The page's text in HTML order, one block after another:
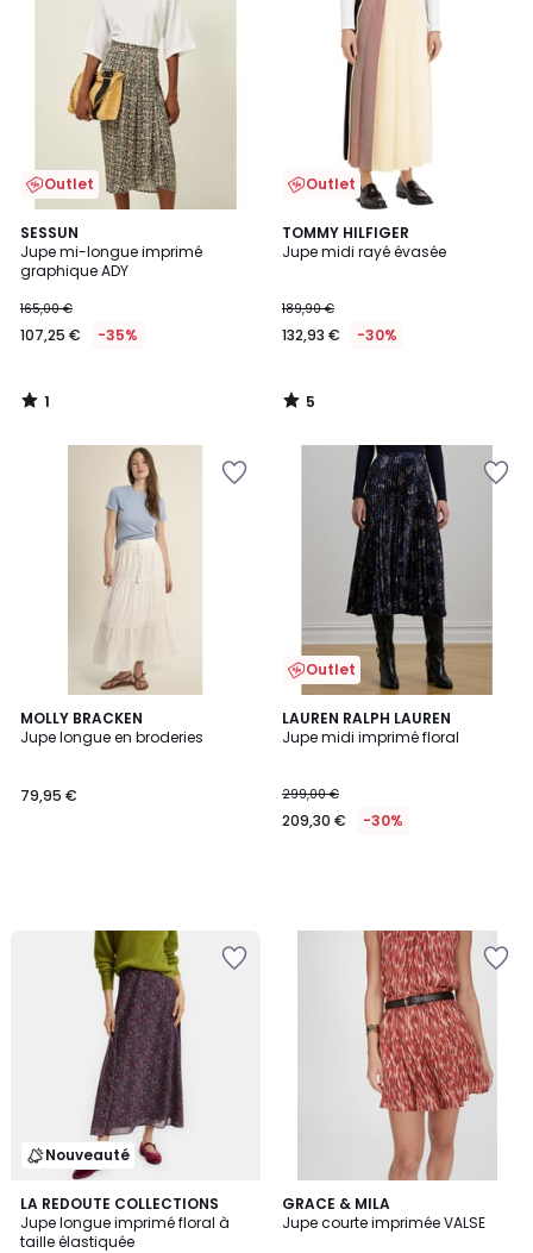
Outlet
SESSUN
Jupe mi-longue imprimé
graphique ADY
165,00 €
107,25 € -35%
1
/
5
1
/
Outlet
TOMMY HILFIGER
Jupe midi rayé évasée
189,90 €
132,93 € -30%
5
/
5
/
MOLLY BRACKEN
Jupe longue en broderies
79,95 €
Outlet
LAUREN RALPH LAUREN
Jupe midi imprimé floral
299,00 €
209,30 € -30%
Nouveauté
LA REDOUTE COLLECTIONS
Jupe longue imprimé floral à
taille élastiquée
GRACE & MILA
Jupe courte imprimée VALSE